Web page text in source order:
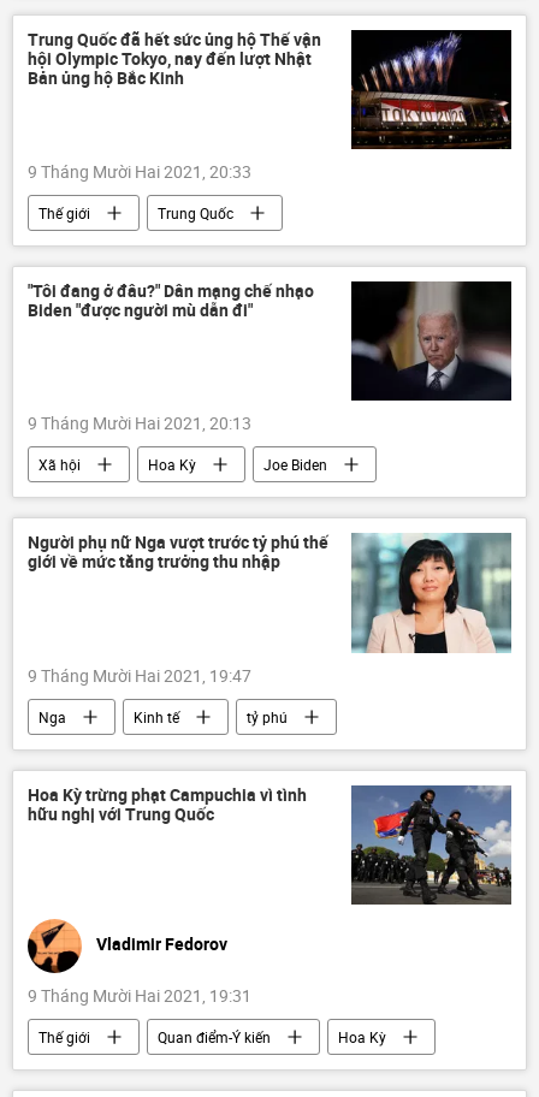
AFF Cup
Tuyển bóng đá Việt Nam
Park Hang-seo
Tác giả
Trung Quốc đã hết sức ủng hộ Thế vận
hội Olympic Tokyo, nay đến lượt Nhật
Bản ủng hộ Bắc Kinh
9 Tháng Mười Hai 2021, 20:33
Thế giới
Trung Quốc
Thế vận hội Olympic
Nhật Bản
"Tôi đang ở đâu?" Dân mạng chế nhạo
Biden "được người mù dẫn đi"
9 Tháng Mười Hai 2021, 20:13
Xã hội Hoa Kỳ
Joe Biden
Báo chí thế giới
Người phụ nữ Nga vượt trước tỷ phú thế
giới về mức tăng trưởng thu nhập
9 Tháng Mười Hai 2021, 19:47
Nga Kinh tế
tỷ phú
doanh nhân
Hoa Kỳ trừng phạt Campuchia vì tình
hữu nghị với Trung Quốc
Vladimir Fedorov
9 Tháng Mười Hai 2021, 19:31
Thế giới Quan điểm-Ý kiến
Hoa Kỳ
Trung Quốc
trừng phạt